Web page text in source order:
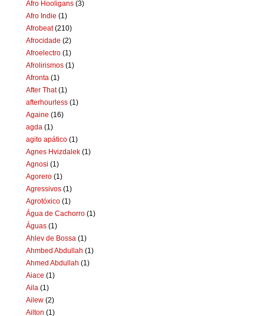
Afro Hooligans (3)
Afro Indie (1)
Afrobeat (210)
Afrocidade (2)
Afroelectro (1)
Afrolirismos (1)
Afronta (1)
After That (1)
afterhourless (1)
Againe (16)
agda (1)
agito apático (1)
Agnes Hvizdalek (1)
Agnosi (1)
Agorero (1)
Agressivos (1)
Agrotóxico (1)
Água de Cachorro (1)
Águas (1)
Ahlev de Bossa (1)
Ahmbed Abdullah (1)
Ahmed Abdullah (1)
Aiace (1)
Aila (1)
Ailew (2)
Ailton (1)